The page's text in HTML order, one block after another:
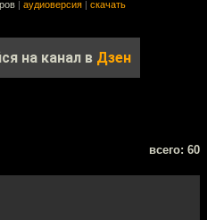
| аудиоверсия | скачать
на канал в Дзен
всего: 60